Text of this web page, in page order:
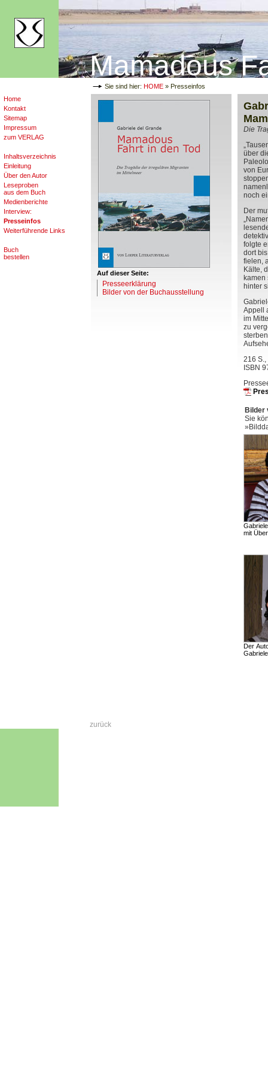
Mamadous
Sie sind hier: HOME » Presseinfos
Home
Kontakt
Sitemap
Impressum
zum VERLAG
Inhaltsverzeichnis
Einleitung
Über den Autor
Leseproben
aus dem Buch
Medienberichte
Interview:
Presseinfos
Weiterführende Links
Buch
bestellen
Auf dieser Seite:
Presseerklärung
Bilder von der Buchausstellung
Die
über
von
noch
Der
folgte
dort
fielen,
Kälte,
hinter
Appell
im
zu
216 S.,
ISBN
Bilder
Sie
mit
Der
zurück